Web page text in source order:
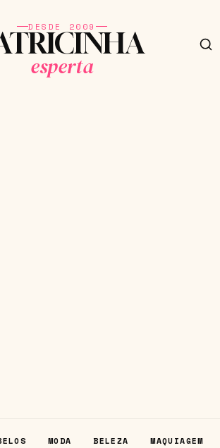
DESDE 2009
esperta
MODA BELEZA MAQUIAGEM